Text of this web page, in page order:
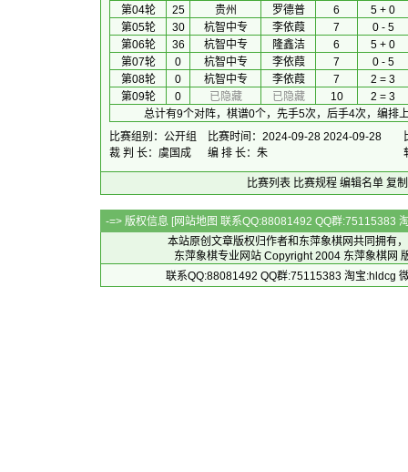
第04轮
25 贵州 罗德普 6
5 + 0
第05轮
30 杭智中专 李依葭 7
0 - 5
第06轮
36 杭智中专 隆鑫洁 6
5 + 0
第07轮
0 杭智中专 李依葭 7
0 - 5
第08轮
0 杭智中专 李依葭 7
2 = 3
第09轮
0 已隐藏 已隐藏 10
2 = 3
总计有9个对阵，棋谱0个，先手5次，后手4次，编排
比赛组别：公开组
比赛时间：2024-09-28 2024-09-28
裁 判 长：虞国成
编 排 长：朱
比赛列表 比赛规程 编辑名单 复
-=> 版权信息 [网站地图 联系QQ:88081492 QQ群:75115383
本站原创文章版权归作者和 东萍象棋网共同拥有
东萍象棋专业网站 Copyright 2004 东萍象棋网
联系QQ:88081492 QQ群:75115383 淘宝:hldcg